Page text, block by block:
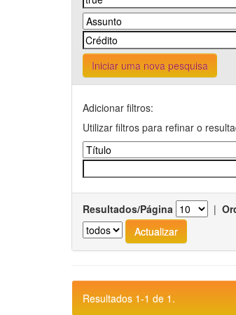
Iniciar uma nova pesquisa
Adicionar filtros:
Utilizar filtros para refinar o
Resultados/Página |
Resultados 1-1 de 1.